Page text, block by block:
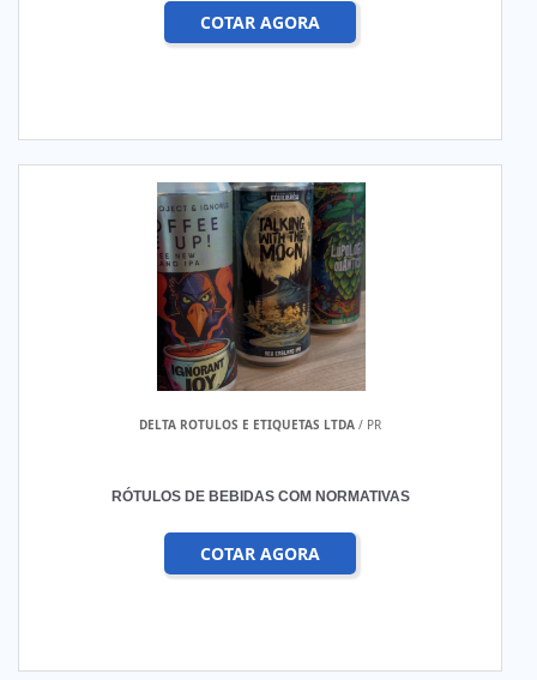
COTAR AGORA
DELTA ROTULOS E ETIQUETAS LTDA / PR
RÓTULOS DE BEBIDAS COM NORMATIVAS
COTAR AGORA